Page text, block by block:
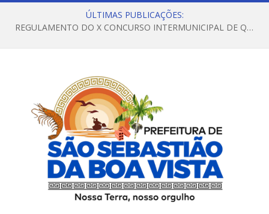
ÚLTIMAS PUBLICAÇÕES:
REGULAMENTO DO X CONCURSO INTERMUNICIPAL DE QUADRILHAS JUNINAS – 2026 – ARRAIÁ DA VENEZA